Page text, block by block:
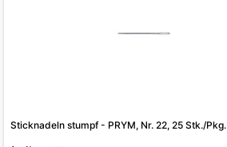
Sticknadeln stumpf - PRYM, Nr. 22, 25 Stk./Pkg.